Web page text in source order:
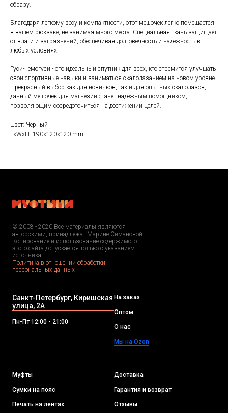
образу.
Благодаря легкому весу и компактности, этот мешочек легко помещается
в вашем рюкзаке, не занимая много места. Специальная ткань защищает
от влаги и загрязнений, обеспечивая долговечность и надежность в
любых условиях.
Гуси-немогуси - это идеальный спутник для всех, кто стремится улучшать
свои спортивные навыки и заниматься скалолазанием на новом уровне.
Прекрасный выбор как для новичков, так и для опытных скалолазов,
данный мешочек для магнезии станет надежным помощником,
позволяющим сосредоточиться на достижении целей.
Цвет: Черный
LxWxH: 190x120x120 mm
© 2008 - 2020 Все материалы являются
авторскими, принадлежат Марине Симановой.
Копирование и использование содержимого
этого сайта допускается только с указанием
источника.
Политика в отношении обработки
персональных данных
Санкт-Петербург, Киришская
улица, 2А
Пн-Пт 12:00 - 21:00
На заказ
Оптом
О нас
Мы на Ozon
Муфты
Сумки на пояс
Печать на лентах
Доставка
Гарантия и возврат
Отзывы